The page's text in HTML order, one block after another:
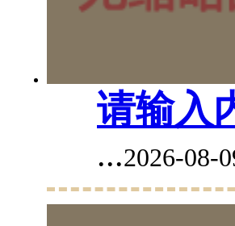
请输入
...2026-08-